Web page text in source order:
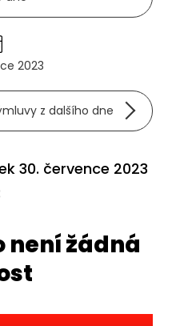
2023
z dalšího dne
30. července 2023
není žádná